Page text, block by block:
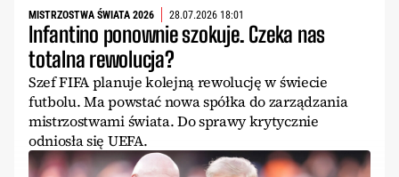
MISTRZOSTWA ŚWIATA 2026 28.07.2026 18:01
Infantino ponownie szokuje. Czeka nas
totalna rewolucja?
Szef FIFA planuje kolejną rewolucję w świecie
futbolu. Ma powstać nowa spółka do zarządzania
mistrzostwami świata. Do sprawy krytycznie
odniosła się UEFA.